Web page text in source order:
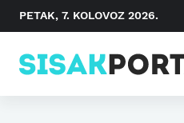
PETAK, 7. KOLOVOZ 2026.